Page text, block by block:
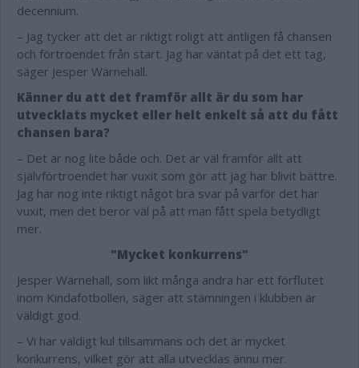
decennium.
– Jag tycker att det är riktigt roligt att äntligen få chansen
och förtroendet från start. Jag har väntat på det ett tag,
säger Jesper Wärnehall.
Känner du att det framför allt är du som har
utvecklats mycket eller helt enkelt så att du fått
chansen bara?
– Det är nog lite både och. Det är väl framför allt att
självförtroendet har vuxit som gör att jag har blivit bättre.
Jag har nog inte riktigt något bra svar på varför det har
vuxit, men det beror väl på att man fått spela betydligt
mer.
"Mycket konkurrens"
Jesper Wärnehall, som likt många andra har ett förflutet
inom Kindafotbollen, säger att stämningen i klubben är
väldigt god.
– Vi har väldigt kul tillsammans och det är mycket
konkurrens, vilket gör att alla utvecklas ännu mer.